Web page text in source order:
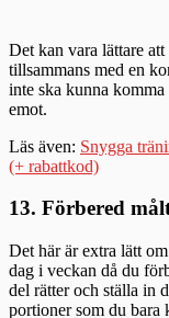
Det kan vara lättare
tillsammans med en
inte ska kunna komma
emot.
Läs även: Snygga
(+ rabattkod)
13. Förbered
Det här är extra lätt
dag i veckan då du
del rätter och ställa in
portioner som du bara